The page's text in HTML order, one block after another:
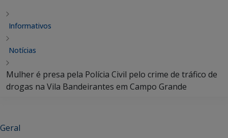
Informativos
Notícias
Mulher é presa pela Polícia Civil pelo crime de tráfico de
drogas na Vila Bandeirantes em Campo Grande
Geral